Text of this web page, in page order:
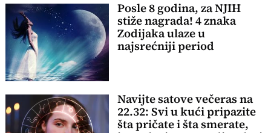
Posle 8 godina, za NJIH
stiže nagrada! 4 znaka
Zodijaka ulaze u
najsrećniji period
Navijte satove večeras na
22.32: Svi u kući pripazite
šta pričate i šta smerate,